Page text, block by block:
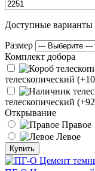
Доступные варианты
Размер
Комплект добора
телескопический
телескопический
Открывание
Правое
Левое
Купить